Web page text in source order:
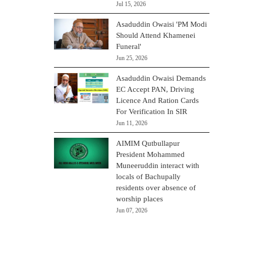
Jul 15, 2026
Asaduddin Owaisi 'PM Modi
Should Attend Khamenei
Funeral'
Jun 25, 2026
Asaduddin Owaisi Demands
EC Accept PAN, Driving
Licence And Ration Cards
For Verification In SIR
Jun 11, 2026
AIMIM Qutbullapur
President Mohammed
Muneeruddin interact with
locals of Bachupally
residents over absence of
worship places
Jun 07, 2026